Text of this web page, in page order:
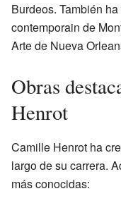
Burdeos. También
contemporain de
Arte de Nueva
Obras
Henrot
Camille Henrot ha
largo de su carrera.
más conocidas: